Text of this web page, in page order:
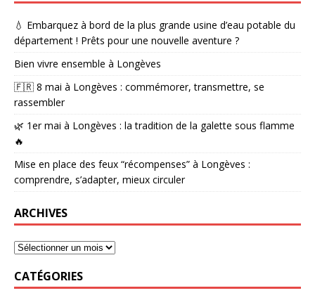
💧 Embarquez à bord de la plus grande usine d’eau potable du
département ! Prêts pour une nouvelle aventure ?
Bien vivre ensemble à Longèves
🇫🇷 8 mai à Longèves : commémorer, transmettre, se
rassembler
🌿 1er mai à Longèves : la tradition de la galette sous flamme
🔥
Mise en place des feux “récompenses” à Longèves :
comprendre, s’adapter, mieux circuler
ARCHIVES
CATÉGORIES